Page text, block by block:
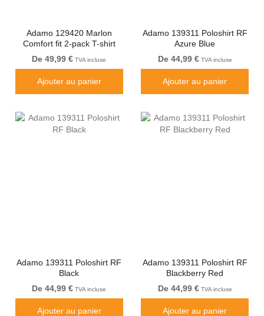
Adamo 129420 Marlon
Comfort fit 2-pack T-shirt
Olive Green
De 49,99 € TVA incluse
Ajouter au panier
Adamo 139311 Poloshirt RF
Azure Blue
De 44,99 €TVA incluse
Ajouter au panier
Adamo 139311 Poloshirt RF
Black
De 44,99 € TVA incluse
Ajouter au panier
Adamo 139311 Poloshirt RF
Blackberry Red
De 44,99 €TVA incluse
Ajouter au panier